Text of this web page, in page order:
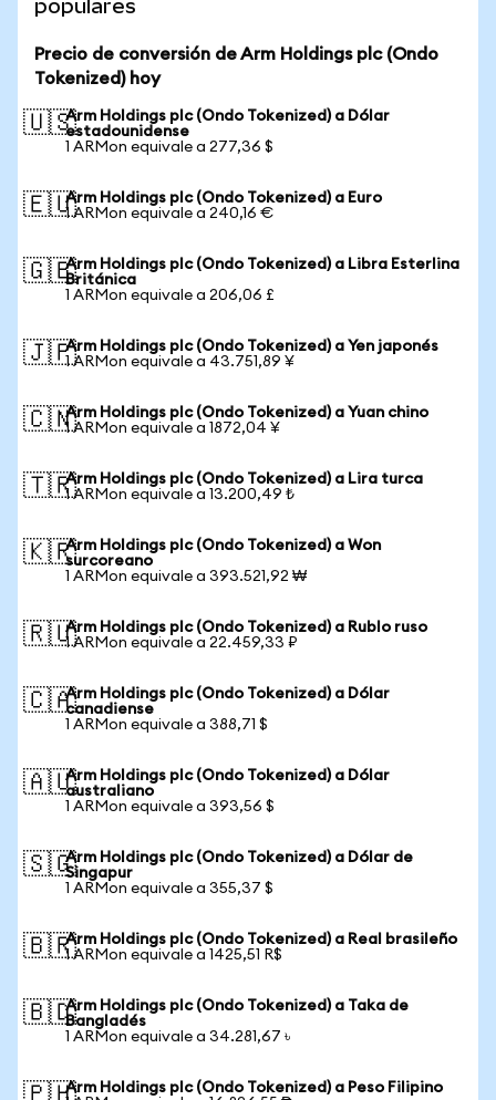
populares
Precio de conversión de Arm Holdings plc (Ondo
Tokenized) hoy
🇺🇸Arm Holdings plc (Ondo Tokenized) a Dólar
estadounidense
1 ARMon equivale a 277,36 $
🇪🇺Arm Holdings plc (Ondo Tokenized) a Euro
1 ARMon equivale a 240,16 €
🇬🇧Arm Holdings plc (Ondo Tokenized) a Libra Esterlina
Británica
1 ARMon equivale a 206,06 £
🇯🇵Arm Holdings plc (Ondo Tokenized) a Yen japonés
1 ARMon equivale a 43.751,89 ¥
🇨🇳Arm Holdings plc (Ondo Tokenized) a Yuan chino
1 ARMon equivale a 1872,04 ¥
🇹🇷Arm Holdings plc (Ondo Tokenized) a Lira turca
1 ARMon equivale a 13.200,49 ₺
🇰🇷Arm Holdings plc (Ondo Tokenized) a Won
surcoreano
1 ARMon equivale a 393.521,92 ₩
🇷🇺Arm Holdings plc (Ondo Tokenized) a Rublo ruso
1 ARMon equivale a 22.459,33 ₽
🇨🇦Arm Holdings plc (Ondo Tokenized) a Dólar
canadiense
1 ARMon equivale a 388,71 $
🇦🇺Arm Holdings plc (Ondo Tokenized) a Dólar
australiano
1 ARMon equivale a 393,56 $
🇸🇬Arm Holdings plc (Ondo Tokenized) a Dólar de
Singapur
1 ARMon equivale a 355,37 $
🇧🇷Arm Holdings plc (Ondo Tokenized) a Real brasileño
1 ARMon equivale a 1425,51 R$
🇧🇩Arm Holdings plc (Ondo Tokenized) a Taka de
Bangladés
1 ARMon equivale a 34.281,67 ৳
Arm Holdings plc (Ondo Tokenized) a Peso Filipino